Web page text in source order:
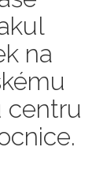
na
centru